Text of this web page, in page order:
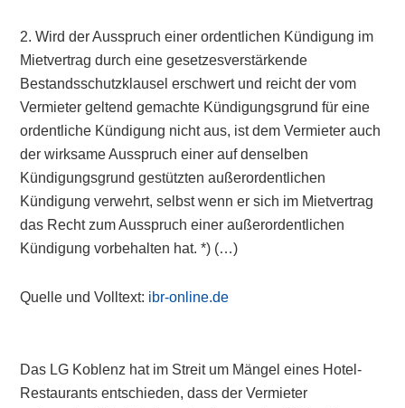
2. Wird der Ausspruch einer ordentlichen Kündigung im
Mietvertrag durch eine gesetzesverstärkende
Bestandsschutzklausel erschwert und reicht der vom
Vermieter geltend gemachte Kündigungsgrund für eine
ordentliche Kündigung nicht aus, ist dem Vermieter auch
der wirksame Ausspruch einer auf denselben
Kündigungsgrund gestützten außerordentlichen
Kündigung verwehrt, selbst wenn er sich im Mietvertrag
das Recht zum Ausspruch einer außerordentlichen
Kündigung vorbehalten hat. *) (…)
Quelle und Volltext: ibr-online.de
Das LG Koblenz hat im Streit um Mängel eines Hotel-
Restaurants entschieden, dass der Vermieter